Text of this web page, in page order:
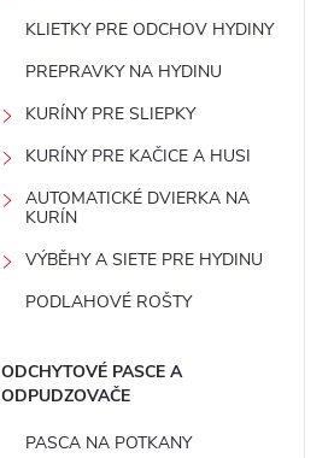
KLIETKY PRE ODCHOV HYDINY
PREPRAVKY NA HYDINU
KURÍNY PRE SLIEPKY
KURÍNY PRE KAČICE A HUSI
AUTOMATICKÉ DVIERKA NA
KURÍN
VÝBĚHY A SIETE PRE HYDINU
PODLAHOVÉ ROŠTY
ODCHYTOVÉ PASCE A
ODPUDZOVAČE
PASCA NA POTKANY